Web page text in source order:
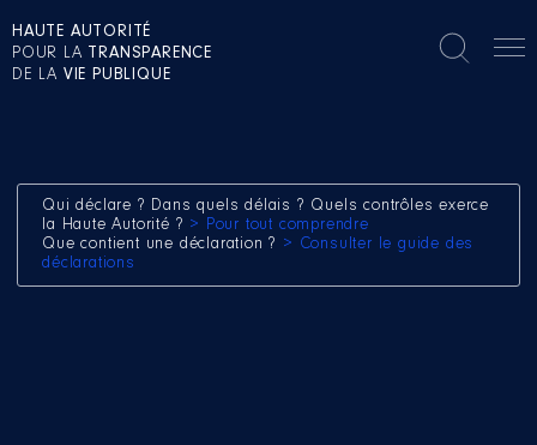
HAUTE AUTORITÉ
POUR LA TRANSPARENCE
DE LA VIE PUBLIQUE
Qui déclare ? Dans quels délais ? Quels contrôles exerce
la Haute Autorité ? > Pour tout comprendre
Que contient une déclaration ? > Consulter le guide des
déclarations